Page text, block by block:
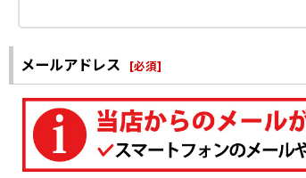
メールアドレス [必須]